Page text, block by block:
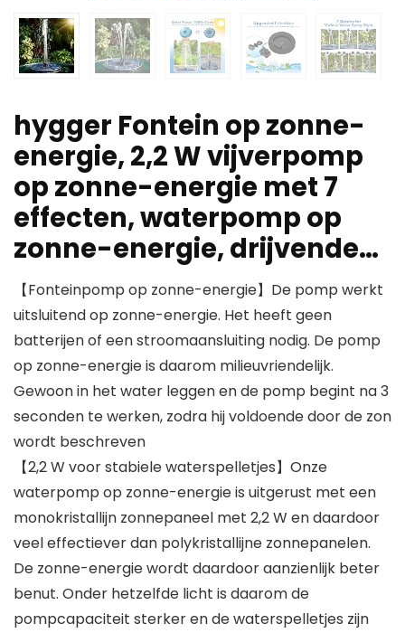
hygger Fontein op zonne-
energie, 2,2 W vijverpomp
op zonne-energie met 7
effecten, waterpomp op
zonne-energie, drijvende…
【Fonteinpomp op zonne-energie】De pomp werkt
uitsluitend op zonne-energie. Het heeft geen
batterijen of een stroomaansluiting nodig. De pomp
op zonne-energie is daarom milieuvriendelijk.
Gewoon in het water leggen en de pomp begint na 3
seconden te werken, zodra hij voldoende door de zon
wordt beschreven
【2,2 W voor stabiele waterspelletjes】Onze
waterpomp op zonne-energie is uitgerust met een
monokristallijn zonnepaneel met 2,2 W en daardoor
veel effectiever dan polykristallijne zonnepanelen.
De zonne-energie wordt daardoor aanzienlijk beter
benut. Onder hetzelfde licht is daarom de
pompcapaciteit sterker en de waterspelletjes zijn